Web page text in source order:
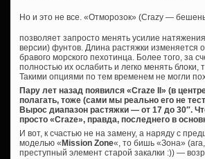
Но и это не все. «Отморозок» (Crazy —
позволяет запросто менять усилие
версии) фунтов. Длина растяжки изменяется
бравого морского пехотинца. Более того, за
полностью их ослабить и легко менять
Такими опциями по тем временем не могли
Пару лет назад появился «Craze II» (в
полагать, тоже (сами мы реально его не
Вырос диапазон растяжки — от 17 до 30″.
просто «Craze», правда, последнего в
И вот, к счастью не на замену, а наряду с
моделью « Mission Zone«, то бишь «Зона»
преступный элемент старой закалки :)) —